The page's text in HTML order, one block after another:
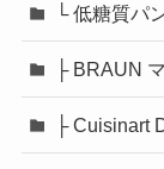
└ 低糖質パ
├ BRAUN
├ Cuisinart